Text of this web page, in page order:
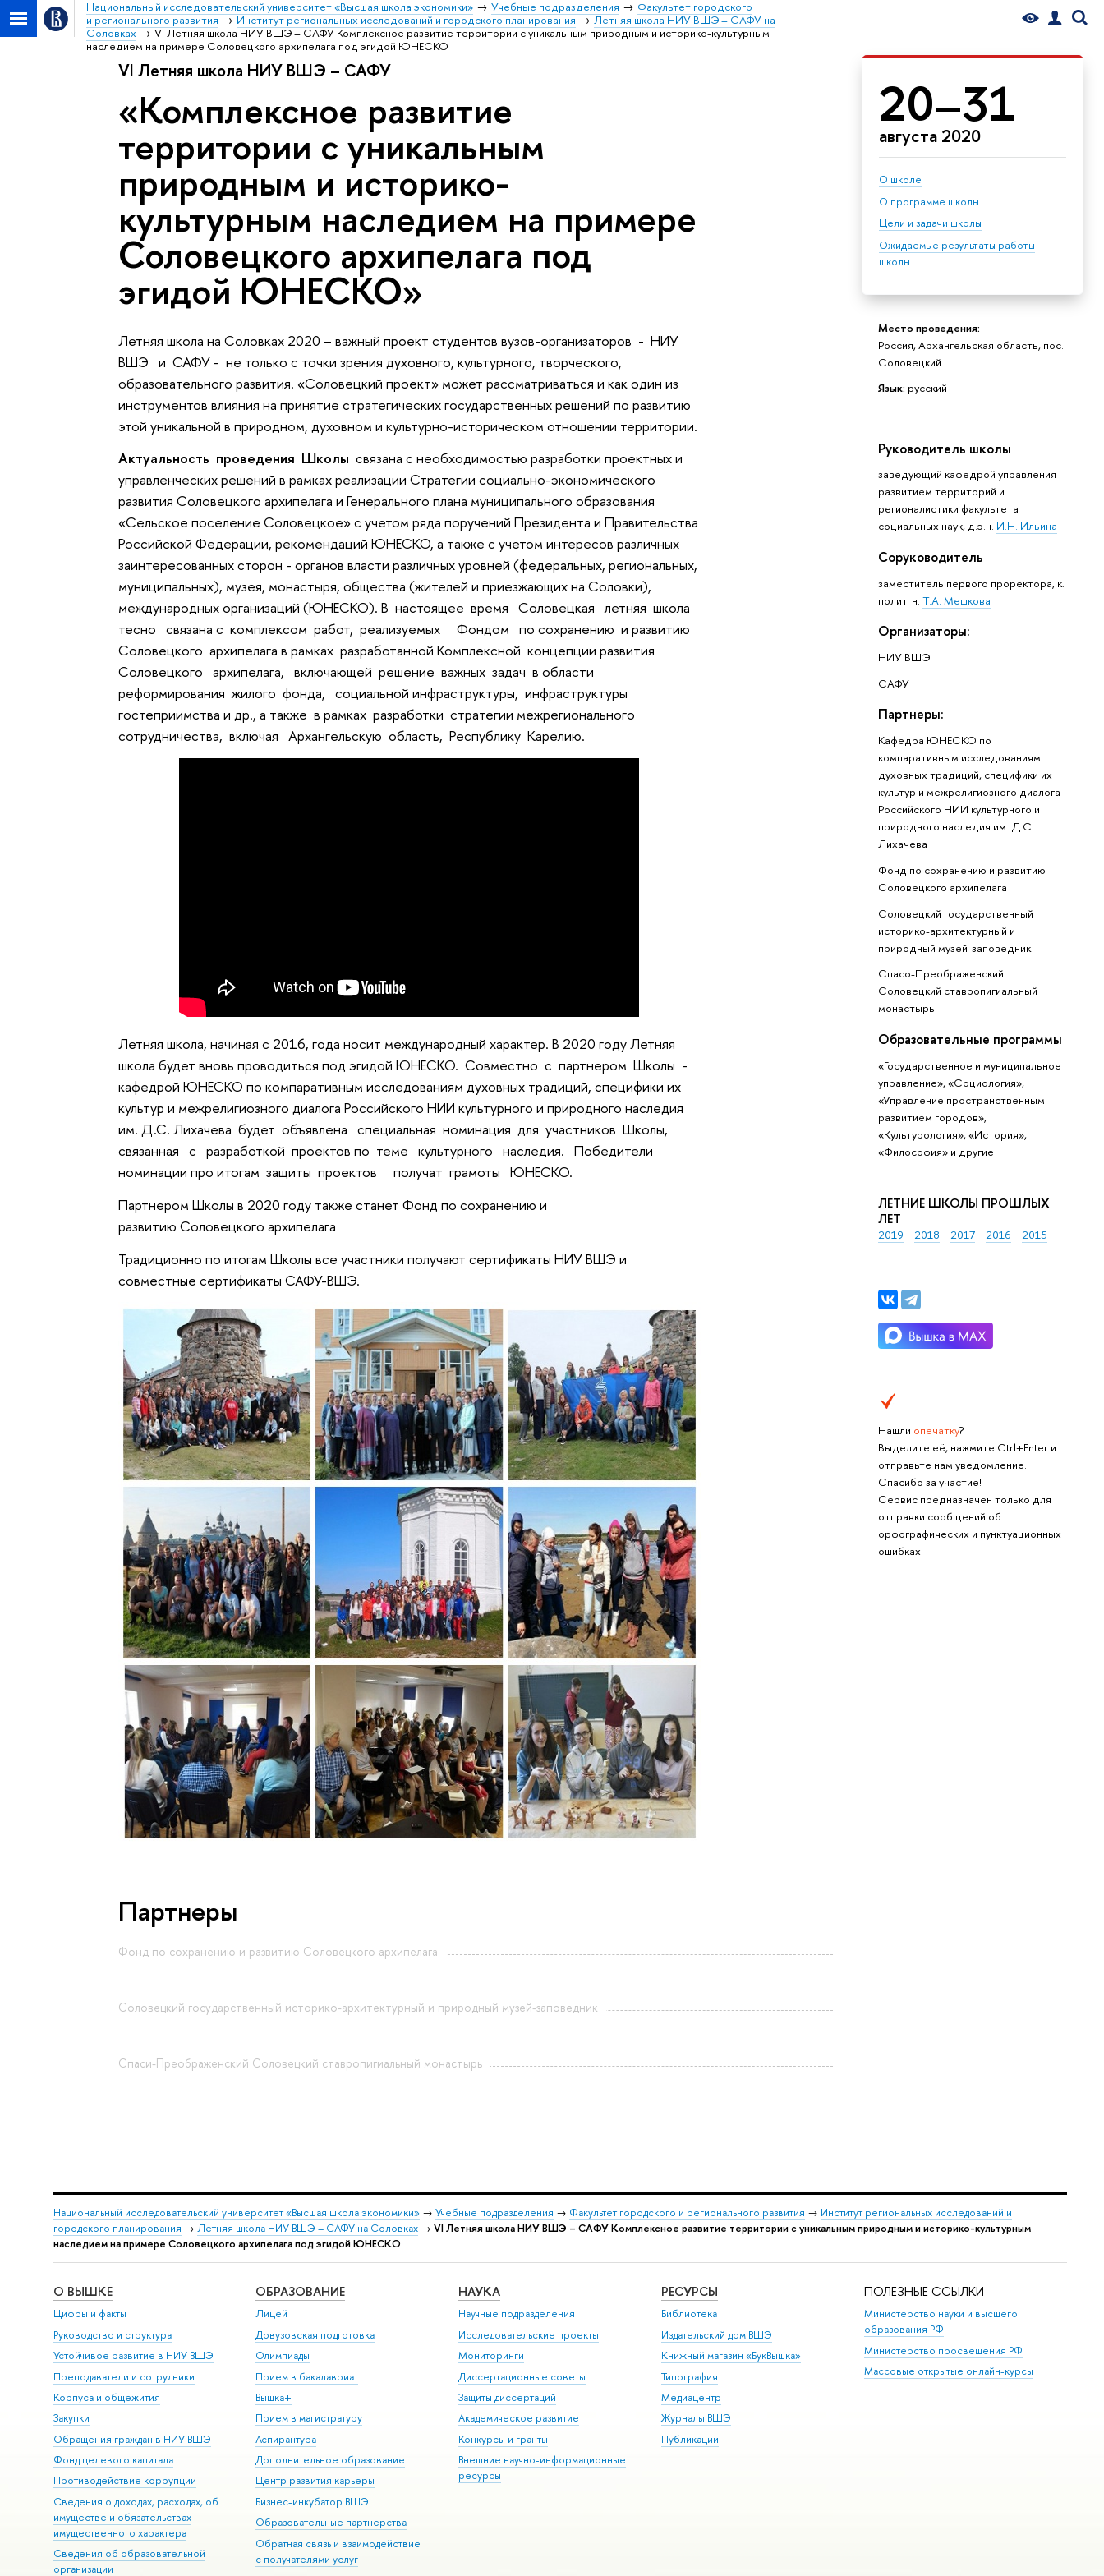
Национальный исследовательский университет «Высшая школа экономики» Учебные подразделения
Факультет городского
и регионального развития
Институт региональных исследований и городского планирования
Летняя школа НИУ ВШЭ – САФУ на
Соловках
VI Летняя школа НИУ ВШЭ – САФУ Комплексное развитие территории с уникальным природным и историко-культурным
наследием на примере Соловецкого архипелага под эгидой ЮНЕСКО
20–31
августа 2020
О школе
О программе школы
Цели и задачи школы
Ожидаемые результаты работы
школы
Место проведения:
Россия, Архангельская область, пос.
Соловецкий
Язык: русский
Руководитель школы
заведующий кафедрой управления
развитием территорий и
регионалистики факультета
социальных наук, д.э.н. И.Н. Ильина
Соруководитель
заместитель первого проректора, к.
полит. н. Т.А. Мешкова
Организаторы:
НИУ ВШЭ
САФУ
Партнеры:
Кафедра ЮНЕСКО по
компаративным исследованиям
духовных традиций, специфики их
культур и межрелигиозного диалога
Российского НИИ культурного и
природного наследия им. Д.С.
Лихачева
Фонд по сохранению и развитию
Соловецкого архипелага
Соловецкий государственный
историко-архитектурный и
природный музей-заповедник
Спасо-Преображенский
Соловецкий ставропигиальный
монастырь
Образовательные программы
«Государственное и муниципальное
управление», «Социология»,
«Управление пространственным
развитием городов»,
«Культурология», «История»,
«Философия» и другие
ЛЕТНИЕ ШКОЛЫ ПРОШЛЫХ
ЛЕТ
2019 2018 2017 2016 2015
Нашли опечатку?
Выделите её, нажмите Ctrl+Enter и
отправьте нам уведомление.
Спасибо за участие!
Сервис предназначен только для
отправки сообщений об
орфографических и пунктуационных
ошибках.
VI Летняя школа НИУ ВШЭ – САФУ
«Комплексное развитие
территории с уникальным
природным и историко-
культурным наследием на примере
Соловецкого архипелага под
эгидой ЮНЕСКО»
Летняя школа на Соловках 2020 – важный проект студентов вузов-организаторов - НИУ
ВШЭ и САФУ - не только с точки зрения духовного, культурного, творческого,
образовательного развития. «Соловецкий проект» может рассматриваться и как один из
инструментов влияния на принятие стратегических государственных решений по развитию
этой уникальной в природном, духовном и культурно-историческом отношении территории.
Актуальность проведения Школы связана с необходимостью разработки проектных и
управленческих решений в рамках реализации Стратегии социально-экономического
развития Соловецкого архипелага и Генерального плана муниципального образования
«Сельское поселение Соловецкое» с учетом ряда поручений Президента и Правительства
Российской Федерации, рекомендаций ЮНЕСКО, а также с учетом интересов различных
заинтересованных сторон - органов власти различных уровней (федеральных, региональных,
муниципальных), музея, монастыря, общества (жителей и приезжающих на Соловки),
международных организаций (ЮНЕСКО). В настоящее время Соловецкая летняя школа
тесно связана с комплексом работ, реализуемых Фондом по сохранению и развитию
Соловецкого архипелага в рамках разработанной Комплексной концепции развития
Соловецкого архипелага, включающей решение важных задач в области
реформирования жилого фонда, социальной инфраструктуры, инфраструктуры
гостеприимства и др., а также в рамках разработки стратегии межрегионального
сотрудничества, включая Архангельскую область, Республику Карелию.
Летняя школа, начиная с 2016, года носит международный характер. В 2020 году Летняя
школа будет вновь проводиться под эгидой ЮНЕСКО. Совместно с партнером Школы -
кафедрой ЮНЕСКО по компаративным исследованиям духовных традиций, специфики их
культур и межрелигиозного диалога Российского НИИ культурного и природного наследия
им. Д.С. Лихачева будет объявлена специальная номинация для участников Школы,
связанная с разработкой проектов по теме культурного наследия. Победители
номинации про итогам защиты проектов получат грамоты ЮНЕСКО.
Партнером Школы в 2020 году также станет Фонд по сохранению и
развитию Соловецкого архипелага
Традиционно по итогам Школы все участники получают сертификаты НИУ ВШЭ и
совместные сертификаты САФУ-ВШЭ.
Партнеры
Фонд по сохранению и развитию Соловецкого архипелага
Соловецкий государственный историко-архитектурный и природный музей-заповедник
Спаси-Преображенский Соловецкий ставропигиальный монастырь
Национальный исследовательский университет «Высшая школа экономики» → Учебные подразделения → Факультет городского и регионального развития → Институт региональных исследований и
городского планирования → Летняя школа НИУ ВШЭ – САФУ на Соловках→ VI Летняя школа НИУ ВШЭ – САФУ Комплексное развитие территории с уникальным природным и историко-культурным
наследием на примере Соловецкого архипелага под эгидой ЮНЕСКО
О ВЫШКЕ
Цифры и факты
Руководство и структура
Устойчивое развитие в НИУ ВШЭ
Преподаватели и сотрудники
Корпуса и общежития
Закупки
Обращения граждан в НИУ ВШЭ
Фонд целевого капитала
Противодействие коррупции
Сведения о доходах, расходах, об
имуществе и обязательствах
имущественного характера
Сведения об образовательной
организации
ОБРАЗОВАНИЕ
Лицей
Довузовская подготовка
Олимпиады
Прием в бакалавриат
Вышка+
Прием в магистратуру
Аспирантура
Дополнительное образование
Центр развития карьеры
Бизнес-инкубатор ВШЭ
Образовательные партнерства
Обратная связь и взаимодействие
с получателями услуг
НАУКА
Научные подразделения
Исследовательские проекты
Мониторинги
Диссертационные советы
Защиты диссертаций
Академическое развитие
Конкурсы и гранты
Внешние научно-информационные
ресурсы
РЕСУРСЫ
Библиотека
Издательский дом ВШЭ
Книжный магазин «БукВышка»
Типография
Медиацентр
Журналы ВШЭ
Публикации
ПОЛЕЗНЫЕ ССЫЛКИ
Министерство науки и высшего
образования РФ
Министерство просвещения РФ
Массовые открытые онлайн-курсы